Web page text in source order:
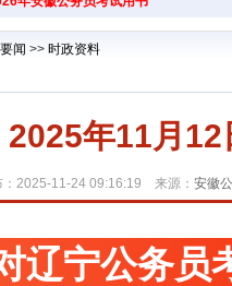
闻 >> 时政资料
2025年11月
：2025-11-24 09:16:19 来源： 安徽
辽宁公务员